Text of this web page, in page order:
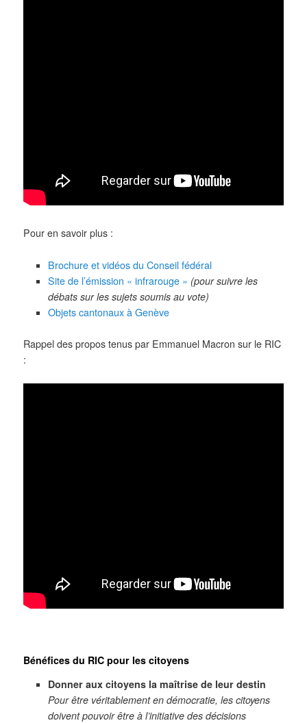
Pour en savoir plus :
Brochure et vidéos du Conseil fédéral
Site de l’émission « infrarouge » (pour suivre les
débats sur les sujets soumis au vote)
Objets cantonaux à Genève
Rappel des propos tenus par Emmanuel Macron sur le RIC
:
Bénéfices du RIC pour les citoyens
Donner aux citoyens la maîtrise de leur destin
Pour être véritablement en démocratie, les citoyens
doivent pouvoir être à l’initiative des décisions